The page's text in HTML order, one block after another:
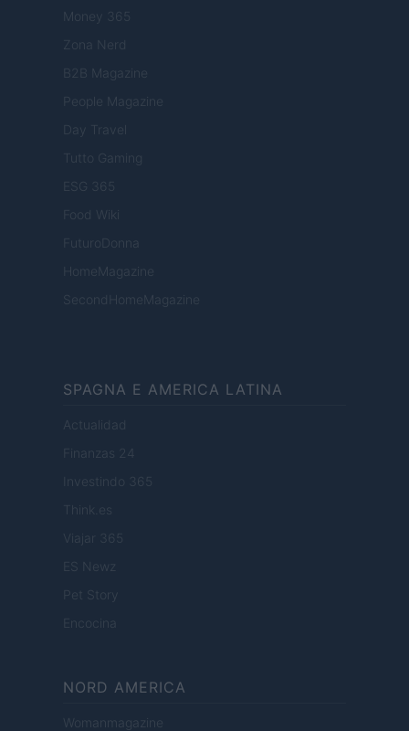
Money 365
Zona Nerd
B2B Magazine
People Magazine
Day Travel
Tutto Gaming
ESG 365
Food Wiki
FuturoDonna
HomeMagazine
SecondHomeMagazine
SPAGNA E AMERICA LATINA
Actualidad
Finanzas 24
Investindo 365
Think.es
Viajar 365
ES Newz
Pet Story
Encocina
NORD AMERICA
Womanmagazine